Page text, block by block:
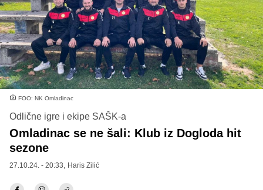
FOO: NK Omladinac
Odlične igre i ekipe SAŠK-a
Omladinac se ne šali: Klub iz Dogloda hit
sezone
27.10.24. - 20:33, Haris Zilić